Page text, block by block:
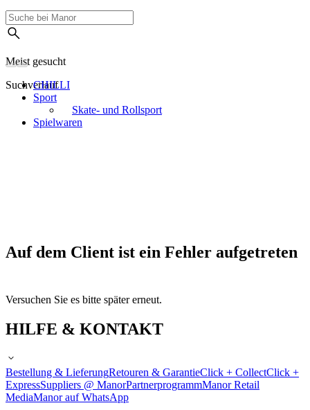
Meist gesucht
Suchverlauf
CHILLI
Sport
Skate- und Rollsport
Spielwaren
Auf dem Client ist ein Fehler aufgetreten
Versuchen Sie es bitte später erneut.
HILFE & KONTAKT
Bestellung & LieferungRetouren & GarantieClick + CollectClick +
ExpressSuppliers @ ManorPartnerprogrammManor Retail
MediaManor auf WhatsApp